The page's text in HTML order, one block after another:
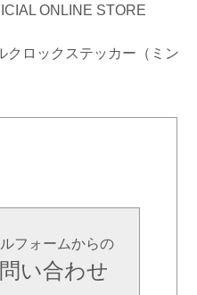
ONLINE STORE
クロックステッカー（ミン
フォームからの
い合わせ